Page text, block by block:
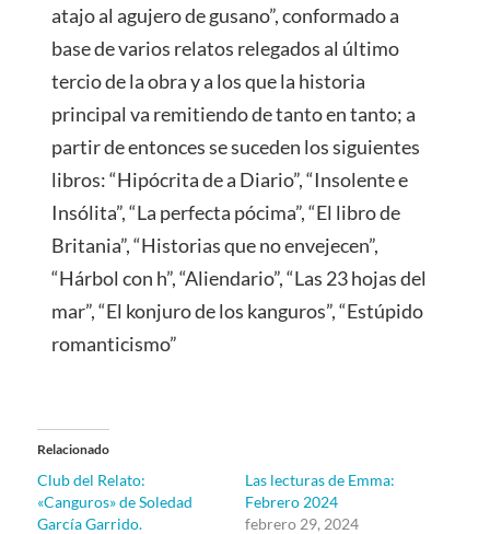
atajo al agujero de gusano”, conformado a
base de varios relatos relegados al último
tercio de la obra y a los que la historia
principal va remitiendo de tanto en tanto; a
partir de entonces se suceden los siguientes
libros: “Hipócrita de a Diario”, “Insolente e
Insólita”, “La perfecta pócima”, “El libro de
Britania”, “Historias que no envejecen”,
“Hárbol con h”, “Aliendario”, “Las 23 hojas del
mar”, “El konjuro de los kanguros”, “Estúpido
romanticismo”
Relacionado
Club del Relato:
«Canguros» de Soledad
García Garrido.
Las lecturas de Emma:
Febrero 2024
febrero 29, 2024